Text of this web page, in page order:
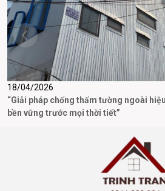
18/04/2026
“Giải pháp chống thấm tường ngoài
bền vững trước mọi thời tiết”